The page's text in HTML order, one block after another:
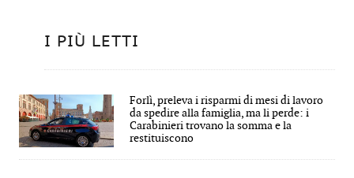
I PIÙ LETTI
Forlì, preleva i risparmi di mesi di lavoro
da spedire alla famiglia, ma li perde: i
Carabinieri trovano la somma e la
restituiscono